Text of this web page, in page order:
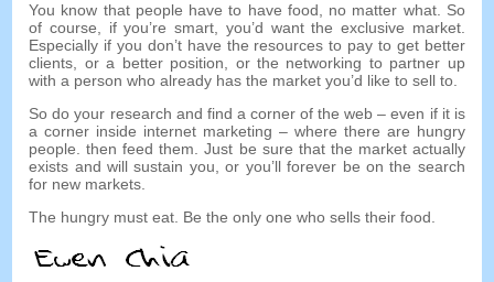
You know that people have to have food, no matter what. So
of course, if you’re smart, you’d want the exclusive market.
Especially if you don’t have the resources to pay to get better
clients, or a better position, or the networking to partner up
with a person who already has the market you’d like to sell to.
So do your research and find a corner of the web –even if it is
a corner inside internet marketing – where there are hungry
people.then feed them.Just be sure that the market actually
exists and will sustain you,or you’ll forever be on the search
for new markets.
The hungry must eat. Be the only one who sells their food.